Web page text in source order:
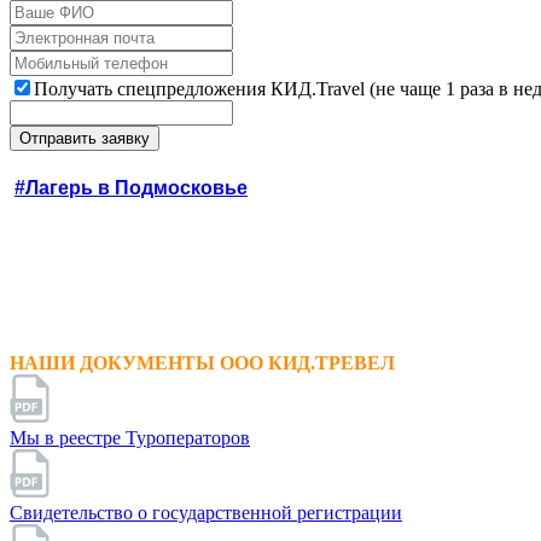
Получать спецпредложения КИД.Travel (не чаще 1 раза в
#Лагерь в Подмосковье
НАШИ ДОКУМЕНТЫ ООО КИД.ТРЕВЕЛ
Мы в реестре Туроператоров
Свидетельство о государственной регистрации